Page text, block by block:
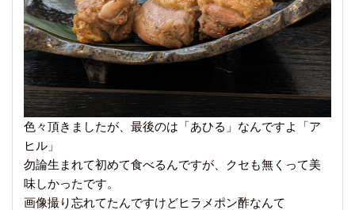
色々頂きましたが、最後のは「あひる」なんですよ「ア
ヒル」
勿論生まれて初めて食べるんですが、クセも無くって美
味しかったです。
画像撮り忘れてたんですけどヒラメポン酢なんて